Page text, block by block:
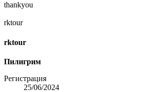
thankyou
rktour
rktour
Пилигрим
Регистрация
25/06/2024